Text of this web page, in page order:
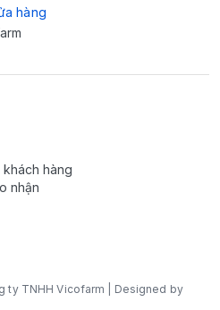
hàng
khách hàng
nhận
ty TNHH Vicofarm | Designed by